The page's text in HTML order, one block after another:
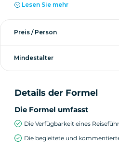
Lesen Sie mehr
Preis / Person
Mindestalter
Details der Formel
Die Formel umfasst
Die Verfügbarkeit eines
Die begleitete und